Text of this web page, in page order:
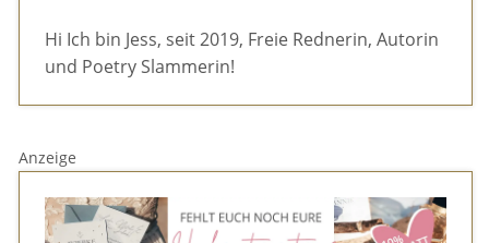
Hi Ich bin Jess, seit 2019, Freie Rednerin, Autorin
und Poetry Slammerin!
Anzeige